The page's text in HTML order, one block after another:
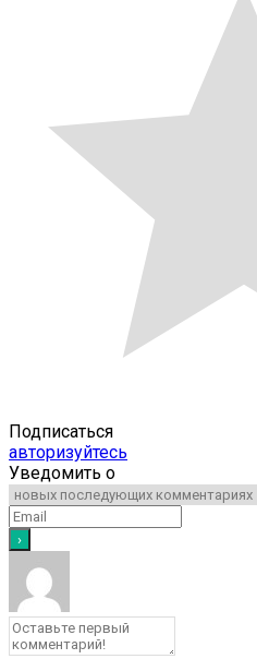
Подписаться
авторизуйтесь
Уведомить о